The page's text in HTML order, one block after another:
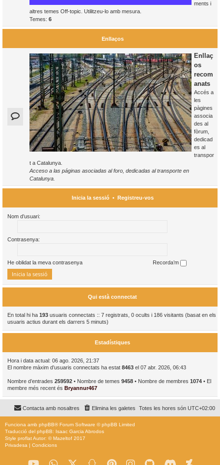
ments i
altres temes Off-topic. Utilitzeu-lo amb mesura.
Temes: 6
Enllaços
Enllaç
os
recom
anats
Accés a
les
pàgines
associa
des al
fòrum,
dedicad
es al
transpor
t a Catalunya.
Acceso a las páginas asociadas al foro, dedicadas al transporte en
Catalunya.
Inicia la sessió• Registreu-vos
Nom d’usuari:
Contrasenya:
He oblidat la meva contrasenya Recorda’m
Qui està connectat
En total hi ha 193 usuaris connectats :: 7 registrats, 0 ocults i 186 visitants (basat en els
usuaris actius durant els darrers 5 minuts)
Estadístiques
Hora i data actual: 06 ago. 2026, 21:37
El nombre màxim d’usuaris connectats ha estat 8463 el 07 abr. 2026, 06:43
Nombre d’entrades 259592 • Nombre de temes 9458 • Nombre de membres 1074 • El
membre més recent és Bryannur467
Totes les hores són UTC+02:00
Elimina les galetes
Contacta amb nosaltres
Funciona amb phpBB® Forum Software © phpBB Limited
Traducció del phpBB: Isaac Garcia Abrodos
Style proflatAutor: ©Mazeltof 2017
Privadesa | Condicions